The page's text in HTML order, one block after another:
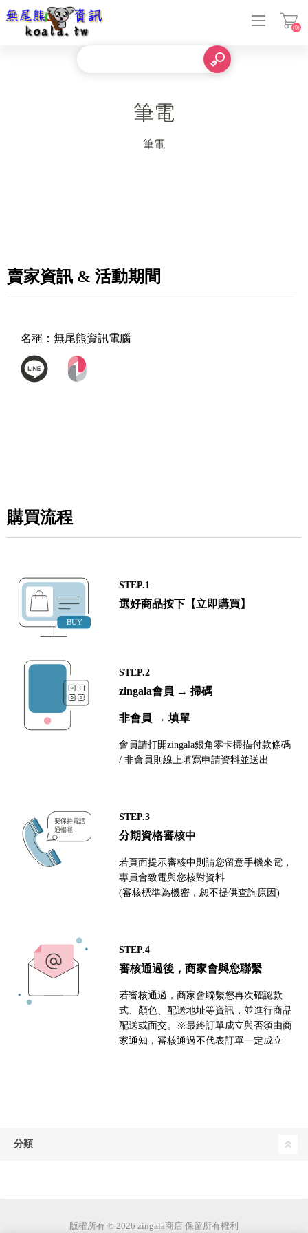
(0)
筆電
筆電
賣家資訊 & 活動期間
名稱： 無尾熊資訊電腦
購買流程
STEP.1
選好商品按下【立即購買】
STEP.2
zingala會員 → 掃碼
非會員 → 填單
會員請打開zingala銀角零卡掃描付款條碼
/ 非會員則線上填寫申請資料並送出
STEP.3
分期資格審核中
若頁面提示審核中則請您留意手機來電，
專員會致電與您核對資料
(審核標準為機密，恕不提供查詢原因)
STEP.4
審核通過後，商家會與您聯繫
若審核通過，商家會聯繫您再次確認款
式、顏色、配送地址等資訊，並進行商品
配送或面交。※最終訂單成立與否須由商
家通知，審核通過不代表訂單一定成立
分類
版權所有 © 2026 zingala商店 保留所有權利